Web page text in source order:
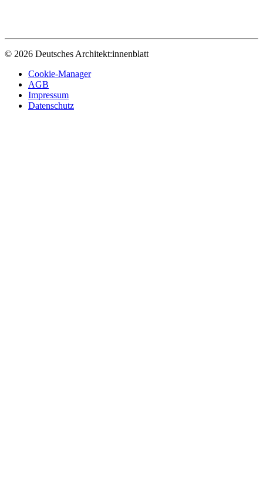
© 2026 Deutsches Architekt:innenblatt
Cookie-Manager
AGB
Impressum
Datenschutz